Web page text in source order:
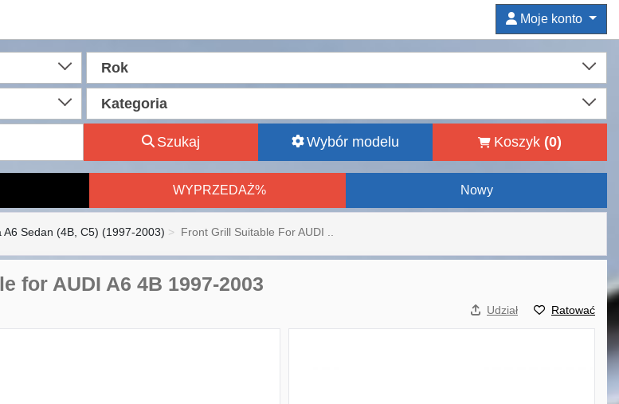
Moje konto
Rok
Kategoria
Szukaj Wybór modelu Koszyk (0)
WYPRZEDAŻ% Nowy
A6 Sedan (4B, C5) (1997-2003) Front Grill Suitable For AUDI ..
for AUDI A6 4B 1997-2003
Udział Ratować